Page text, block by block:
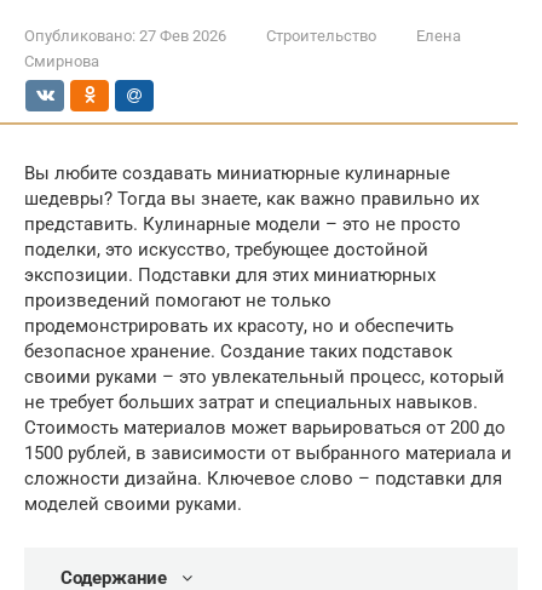
Опубликовано: 27 Фев 2026 Строительство
Елена
Смирнова
Вы любите создавать миниатюрные кулинарные
шедевры? Тогда вы знаете, как важно правильно их
представить. Кулинарные модели – это не просто
поделки, это искусство, требующее достойной
экспозиции. Подставки для этих миниатюрных
произведений помогают не только
продемонстрировать их красоту, но и обеспечить
безопасное хранение. Создание таких подставок
своими руками – это увлекательный процесс, который
не требует больших затрат и специальных навыков.
Стоимость материалов может варьироваться от 200 до
1500 рублей, в зависимости от выбранного материала и
сложности дизайна. Ключевое слово – подставки для
моделей своими руками.
Содержание